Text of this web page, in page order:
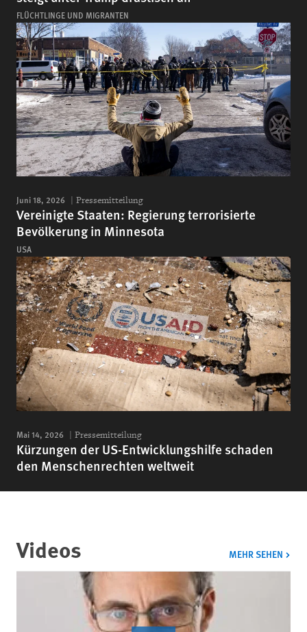
FLÜCHTLINGE UND MIGRANTEN
Juni 18, 2026 Pressemitteilung
Vereinigte Staaten: Regierung terrorisierte
Bevölkerung in Minnesota
USA
Mai 14, 2026 Pressemitteilung
Kürzungen der US-Entwicklungshilfe schaden
den Menschenrechten weltweit
Videos MEHR SEHEN